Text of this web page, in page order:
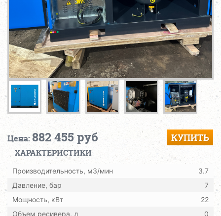
Цена:882 455 руб КУПИТЬ
ХАРАКТЕРИСТИКИ
Производительность, м3/мин
3.7
Давление, бар
7
Мощность, кВт
22
Объем ресивера, л
0